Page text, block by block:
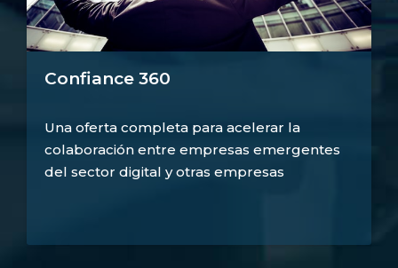
Confiance 360
Una oferta completa para acelerar la
colaboración entre empresas emergentes
del sector digital y otras empresas